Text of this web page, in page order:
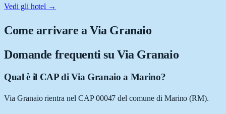
Vedi gli hotel →
Come arrivare aVia Granaio
Domande frequenti su Via Granaio
Qual è il CAP di Via Granaio a Marino?
Via Granaio rientra nel CAP 00047 del comune di Marino (RM).